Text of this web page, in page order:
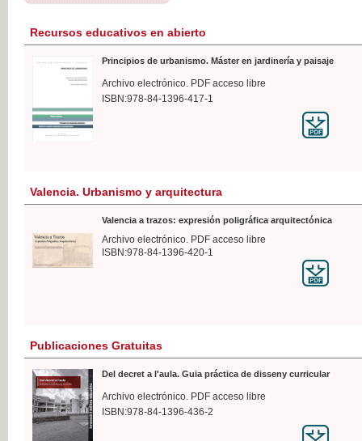
Recursos educativos en abierto
Principios de urbanismo. Máster en jardinería y paisaje
Archivo electrónico. PDF acceso libre
ISBN:978-84-1396-417-1
Valencia. Urbanismo y arquitectura
Valencia a trazos: expresión poligráfica arquitectónica
Archivo electrónico. PDF acceso libre
ISBN:978-84-1396-420-1
Publicaciones Gratuitas
Del decret a l'aula. Guia práctica de disseny curricular
Archivo electrónico. PDF acceso libre
ISBN:978-84-1396-436-2